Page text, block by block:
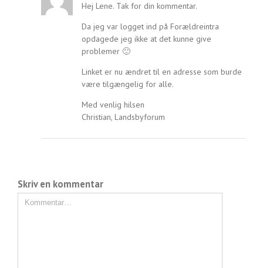
Hej Lene. Tak for din kommentar.
Da jeg var logget ind på Forældreintra
opdagede jeg ikke at det kunne give
problemer 🙂
Linket er nu ændret til en adresse som burde
være tilgængelig for alle.
Med venlig hilsen
Christian, Landsbyforum
Skriv en kommentar
Kommentar